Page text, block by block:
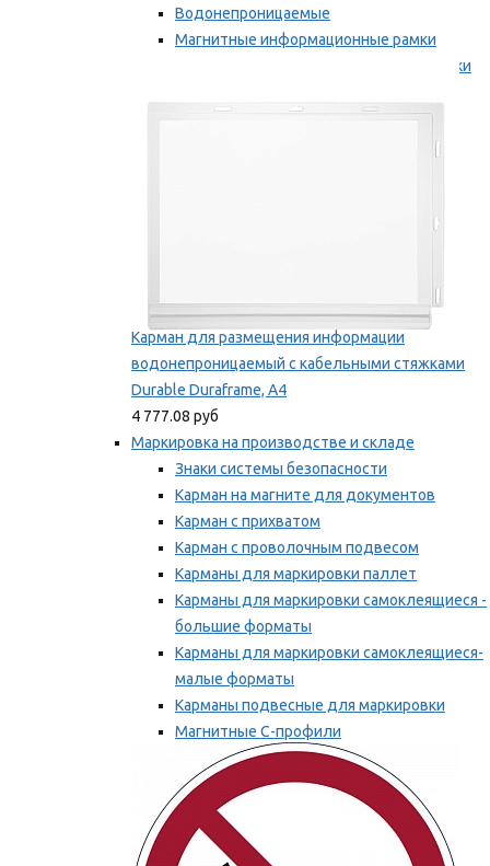
Водонепроницаемые
Магнитные информационные рамки
Самоклеящиеся информационные рамки
Карман для размещения информации
водонепроницаемый с кабельными стяжками
Durable Duraframe, А4
4 777.08 руб
Маркировка на производстве и складе
Знаки системы безопасности
Карман на магните для документов
Карман с прихватом
Карман с проволочным подвесом
Карманы для маркировки паллет
Карманы для маркировки самоклеящиеся -
большие форматы
Карманы для маркировки самоклеящиеся-
малые форматы
Карманы подвесные для маркировки
Магнитные С-профили
Напольная маркировка
Мы рекомендуем